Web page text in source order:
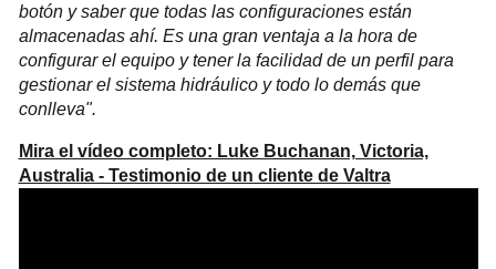
botón y saber que todas las configuraciones están
almacenadas ahí. Es una gran ventaja a la hora de
configurar el equipo y tener la facilidad de un perfil para
gestionar el sistema hidráulico y todo lo demás que
conlleva".
Mira el vídeo completo: Luke Buchanan, Victoria,
Australia - Testimonio de un cliente de Valtra